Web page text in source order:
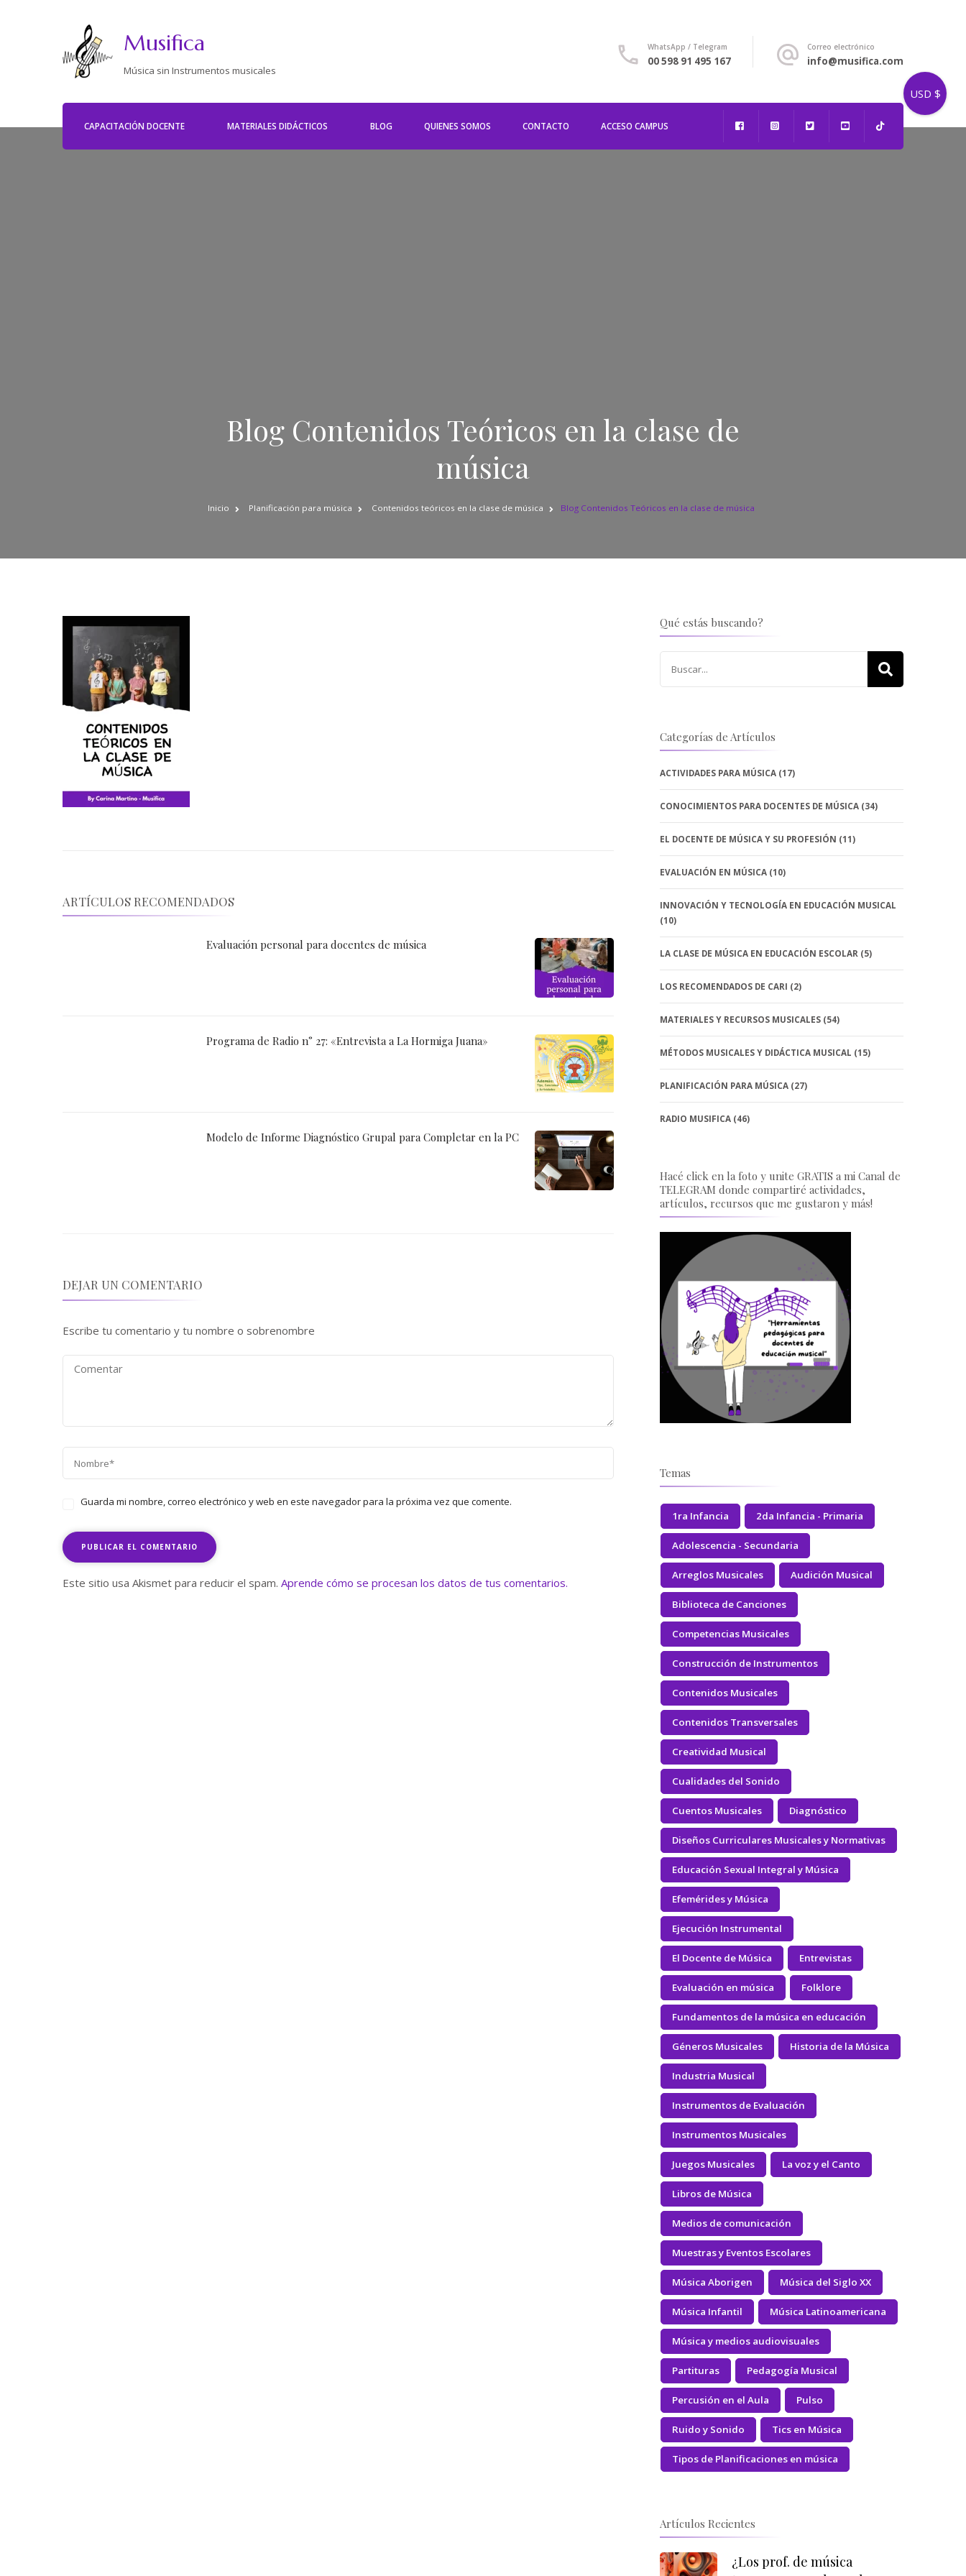
Musifica
Música sin Instrumentos musicales
WhatsApp / Telegram
00 598 91 495 167
Correo electrónico
info@musifica.com
CAPACITACIÓN DOCENTE MATERIALES DIDÁCTICOS BLOG QUIENES SOMOS CONTACTO ACCESO CAMPUS
Blog Contenidos Teóricos en la clase de
música
Inicio Planificación para música Contenidos teóricos en la clase de música Blog Contenidos Teóricos en la clase de música
ARTÍCULOS RECOMENDADOS
Evaluación personal para docentes de música
Programa de Radio n° 27: «Entrevista a La Hormiga Juana»
Modelo de Informe Diagnóstico Grupal para Completar en la PC
DEJAR UN COMENTARIO
Escribe tu comentario y tu nombre o sobrenombre
Guarda mi nombre, correo electrónico y web en este navegador para la próxima vez que comente.
Este sitio usa Akismet para reducir el spam. Aprende cómo se procesan los datos de tus comentarios.
Qué estás buscando?
Categorías de Artículos
ACTIVIDADES PARA MÚSICA(17)
CONOCIMIENTOS PARA DOCENTES DE MÚSICA(34)
EL DOCENTE DE MÚSICA Y SU PROFESIÓN (11)
EVALUACIÓN EN MÚSICA(10)
INNOVACIÓN Y TECNOLOGÍA EN EDUCACIÓN MUSICAL
(10)
LA CLASE DE MÚSICA EN EDUCACIÓN ESCOLAR(5)
LOS RECOMENDADOS DE CARI (2)
MATERIALES Y RECURSOS MUSICALES(54)
MÉTODOS MUSICALES Y DIDÁCTICA MUSICAL (15)
PLANIFICACIÓN PARA MÚSICA(27)
RADIO MUSIFICA(46)
Hacé click en la foto y unite GRATIS a mi Canal de
TELEGRAM donde compartiré actividades,
artículos, recursos que me gustaron y más!
Temas
1ra Infancia 2da Infancia - Primaria
Adolescencia - Secundaria
Arreglos Musicales Audición Musical
Biblioteca de Canciones
Competencias Musicales
Construcción de Instrumentos
Contenidos Musicales
Contenidos Transversales
Creatividad Musical
Cualidades del Sonido
Cuentos Musicales Diagnóstico
Diseños Curriculares Musicales y Normativas
Educación Sexual Integral y Música
Efemérides y Música
Ejecución Instrumental
El Docente de Música Entrevistas
Evaluación en música Folklore
Fundamentos de la música en educación
Géneros Musicales Historia de la Música
Industria Musical
Instrumentos de Evaluación
Instrumentos Musicales
Juegos Musicales La voz y el Canto
Libros de Música
Medios de comunicación
Muestras y Eventos Escolares
Música Aborigen Música del Siglo XX
Música Infantil Música Latinoamericana
Música y medios audiovisuales
Partituras Pedagogía Musical
Percusión en el Aula Pulso
Ruido y Sonido Tics en Música
Tipos de Planificaciones en música
Artículos Recientes
¿Los prof. de música
USD $